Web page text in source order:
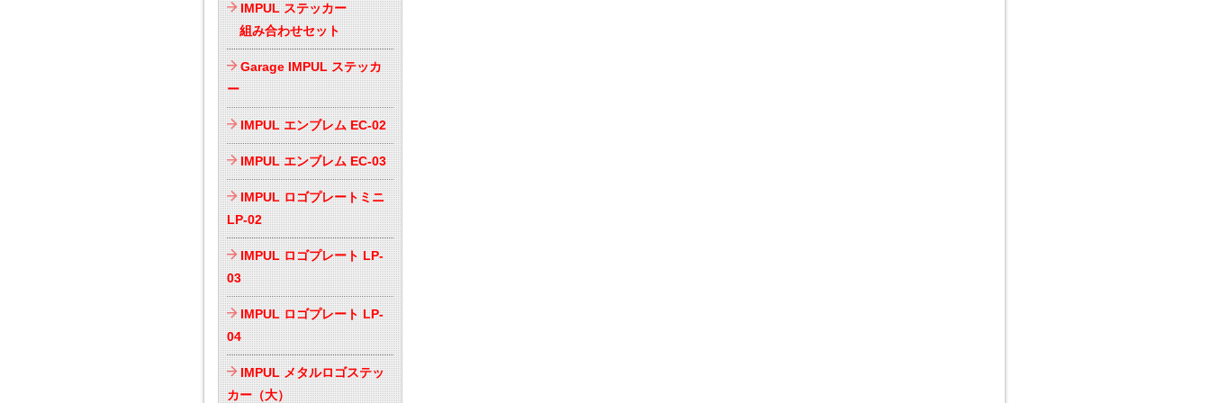
IMPUL ステッカー
組み合わせセット
Garage IMPUL ステッカ
ー
IMPUL エンブレム EC-02
IMPUL エンブレム EC-03
IMPUL ロゴプレートミニ
LP-02
IMPUL ロゴプレート LP-
03
IMPUL ロゴプレート LP-
04
IMPUL メタルロゴステッ
カー（大）